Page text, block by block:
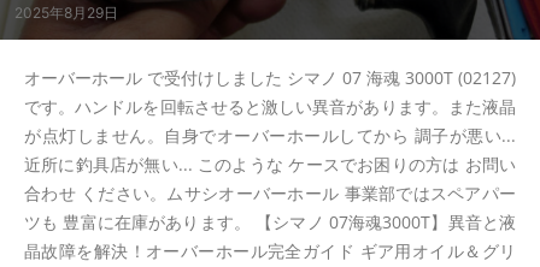
2025年8月29日
オーバーホール で受付けしました シマノ 07 海魂 3000T (02127)
です。ハンドルを回転させると激しい異音があります。また液晶
が点灯しません。自身でオーバーホールしてから 調子が悪い...
近所に釣具店が無い... このような ケースでお困りの方は お問い
合わせ ください。ムサシオーバーホール 事業部ではスペアパー
ツも 豊富に在庫があります。 【シマノ 07海魂3000T】異音と液
晶故障を解決！オーバーホール完全ガイド ギア用オイル＆グリ